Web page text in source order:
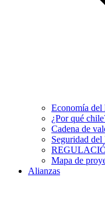
Economía del
¿Por qué
Cadena de
Seguridad
Mapa de
Alianzas